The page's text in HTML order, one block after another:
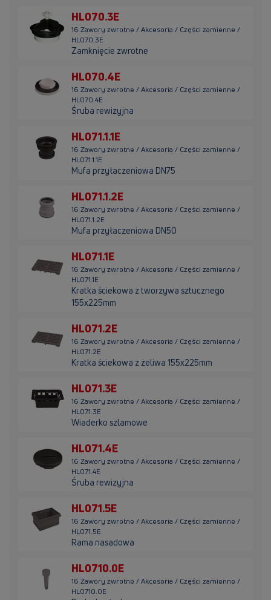
HL070.3E
16 Zawory zwrotne / Akcesoria / Części zamienne /
HL070.3E
Zamknięcie zwrotne
HL070.4E
16 Zawory zwrotne / Akcesoria / Części zamienne /
HL070.4E
Śruba rewizyjna
HL071.1.1E
16 Zawory zwrotne / Akcesoria / Części zamienne /
HL071.1.1E
Mufa przyłaczeniowa DN75
HL071.1.2E
16 Zawory zwrotne / Akcesoria / Części zamienne /
HL071.1.2E
Mufa przyłaczeniowa DN50
HL071.1E
16 Zawory zwrotne / Akcesoria / Części zamienne /
HL071.1E
Kratka ściekowa z tworzywa sztucznego
155x225mm
HL071.2E
16 Zawory zwrotne / Akcesoria / Części zamienne /
HL071.2E
Kratka ściekowa z żeliwa 155x225mm
HL071.3E
16 Zawory zwrotne / Akcesoria / Części zamienne /
HL071.3E
Wiaderko szlamowe
HL071.4E
16 Zawory zwrotne / Akcesoria / Części zamienne /
HL071.4E
Śruba rewizyjna
HL071.5E
16 Zawory zwrotne / Akcesoria / Części zamienne /
HL071.5E
Rama nasadowa
HL0710.0E
16 Zawory zwrotne / Akcesoria / Części zamienne /
HL0710.0E